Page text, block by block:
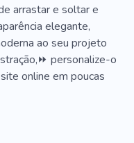
Livros
Acionar
Cliente
Instruções
arrastar e soltar e
elegante,
ao seu projeto
personalize-o
online em poucas